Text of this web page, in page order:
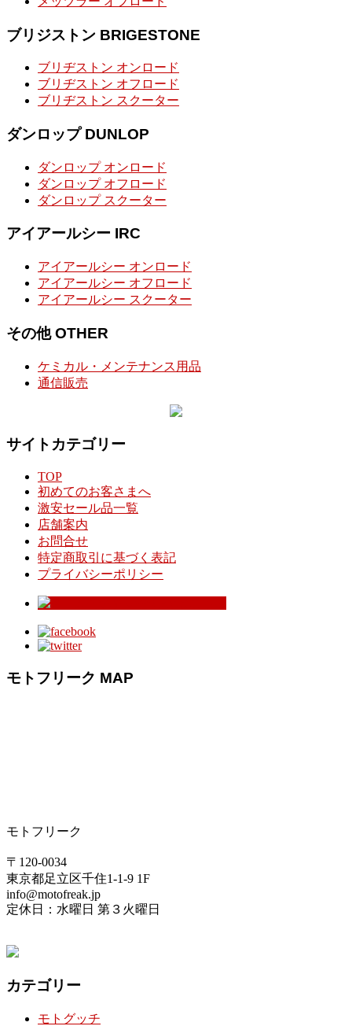
ブリジストン BRIGESTONE
ブリヂストン オンロード
ブリヂストン オフロード
ブリヂストン スクーター
ダンロップ DUNLOP
ダンロップ オンロード
ダンロップ オフロード
ダンロップ スクーター
アイアールシー IRC
アイアールシー オンロード
アイアールシー オフロード
アイアールシー スクーター
その他 OTHER
ケミカル・メンテナンス用品
通信販売
サイトカテゴリー
TOP
初めてのお客さまへ
激安セール品一覧
店舗案内
お問合せ
特定商取引に基づく表記
プライバシーポリシー
モトフリーク MAP
モトフリーク
〒120-0034
東京都足立区千住1-1-9 1F
info@motofreak.jp
定休日：水曜日 第３火曜日
カテゴリー
モトグッチ